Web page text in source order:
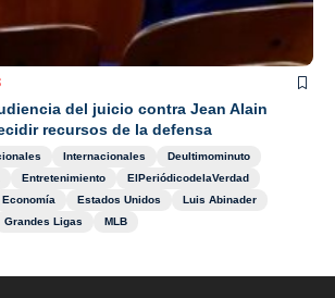
del juicio contra Jean Alain
recursos de la defensa
Internacionales
Deultimominuto
Entretenimiento
ElPeriódicodelaVerdad
Economía Estados Unidos
Luis Abinader
Grandes Ligas MLB